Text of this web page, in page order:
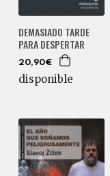
DEMASIADO TARDE
PARA DESPERTAR
20,90€
disponible